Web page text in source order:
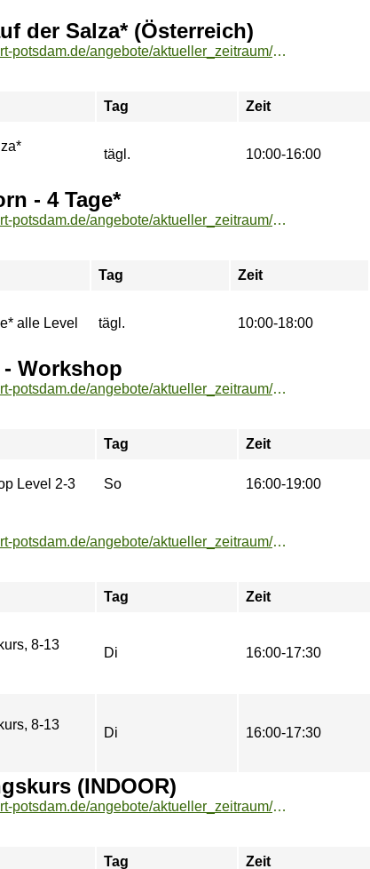
der Salza* (Österreich)
https://buchung.hochschulsport-potsdam.de/angebote/aktueller_zeitraum/_Wildwasserkajak_auf_der_Salza___Oesterreich_.html
Tag Zeit
tägl. 10:00-16:00
- 4 Tage*
https://buchung.hochschulsport-potsdam.de/angebote/aktueller_zeitraum/_Windsurf-Camp_Born_-_4_Tage_.html
Tag Zeit
alle Level tägl. 10:00-18:00
Workshop
https://buchung.hochschulsport-potsdam.de/angebote/aktueller_zeitraum/_West_Coast_Swing_-_Workshop.html
Tag Zeit
Level 2-3 So 16:00-19:00
https://buchung.hochschulsport-potsdam.de/angebote/aktueller_zeitraum/_Volleyball_fuer_Kids.html
Tag Zeit
8-13
Di 16:00-17:30
8-13
Di 16:00-17:30
(INDOOR)
https://buchung.hochschulsport-potsdam.de/angebote/aktueller_zeitraum/_Volleyball_-_Trainingskurs__INDOOR_.html
Tag Zeit